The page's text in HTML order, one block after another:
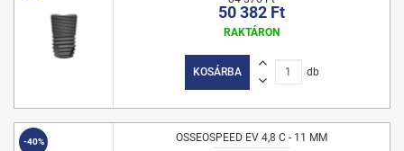
50 382 Ft
RAKTÁRON
KOSÁRBA db
-40%
OSSEOSPEED EV 4,8 C - 11 MM